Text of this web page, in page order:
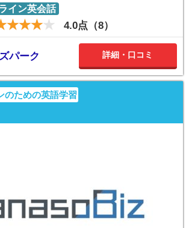
イン英会話
4.0点（8）
パーク 詳細・口コミ
のための英語学習